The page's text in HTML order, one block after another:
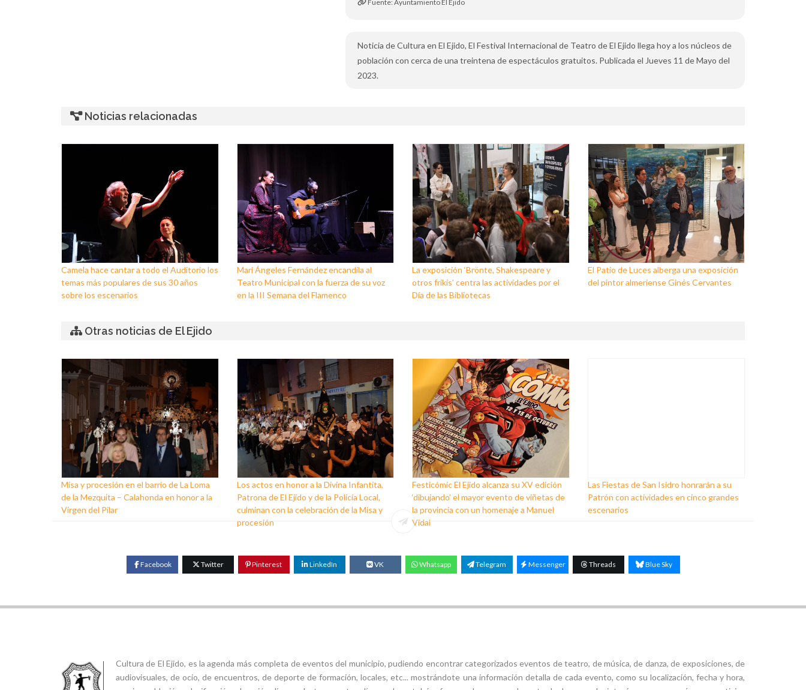
Fuente: Ayuntamiento El Ejido
Noticia de Cultura en El Ejido, El Festival Internacional de Teatro de El Ejido llega hoy a los núcleos de
población con cerca de una treintena de espectáculos gratuitos. Publicada el Jueves 11 de Mayo del
2023.
Noticias relacionadas
Camela hace cantar a todo el Auditorio los
temas más populares de sus 30 años
sobre los escenarios
Mari Ángeles Fernández encandila al
Teatro Municipal con la fuerza de su voz
en la III Semana del Flamenco
La exposición ‘Brönte, Shakespeare y
otros frikis’ centra las actividades por el
Día de las Bibliotecas
El Patio de Luces alberga una exposición
del pintor almeriense Ginés Cervantes
Otras noticias de El Ejido
Misa y procesión en el barrio de La Loma
de la Mezquita – Calahonda en honor a la
Virgen del Pilar
Los actos en honor a la Divina Infantita,
Patrona de El Ejido y de la Policía Local,
culminan con la celebración de la Misa y
procesión
Festicómic El Ejido alcanza su XV edición
‘dibujando’ el mayor evento de viñetas de
la provincia con un homenaje a Manuel
Vidal
Las Fiestas de San Isidro honrarán a su
Patrón con actividades en cinco grandes
escenarios
Facebook Twitter Pinterest LinkedIn VK Whatsapp Telegram Messenger Threads Blue Sky
Cultura de El Ejido, es la agenda más completa de eventos del municipio, pudiendo encontrar categorizados eventos de teatro, de música, de danza, de exposiciones, de
audiovisuales, de ocio, de encuentros, de deporte de formación, locales, etc... mostrándote una información detalla de cada evento, como su localización, fecha y hora,